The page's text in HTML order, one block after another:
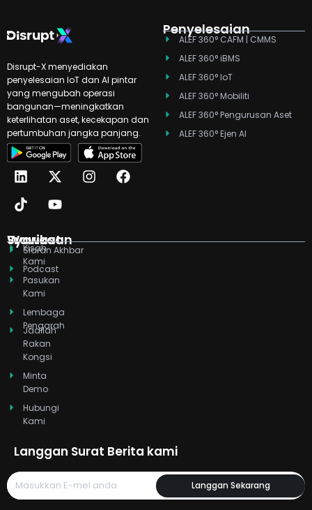
Disrupt-X menyediakan
penyelesaian IoT dan AI pintar
yang mengubah operasi
bangunan—meningkatkan
keterlihatan aset, kecekapan dan
pertumbuhan jangka panjang.
L
i
n
k
d
n
X
-
t
w
t
t
e
r
I
n
g
F
a
o
T
i
k
t
k
Y
o
u
t
b
e
Penyelesaian
ALEF 360° CAFM | CMMS
ALEF 360° iBMS
ALEF 360° IoT
ALEF 360° Mobiliti
ALEF 360° Pengurusan Aset
ALEF 360° Ejen AI
Syarikat
Kisah
Kami
Pasukan
Kami
Lembaga
Pengarah
Jadilah
Rakan
Kongsi
Minta
Demo
Hubungi
Kami
Wawasan
Siaran Akhbar
Podcast
Langgan Surat Berita kami
Langgan Sekarang